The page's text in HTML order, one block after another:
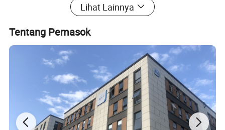
Tekstur tahan aus selalu baru dan tahan lama
Lihat Lainnya
Tentang Pemasok